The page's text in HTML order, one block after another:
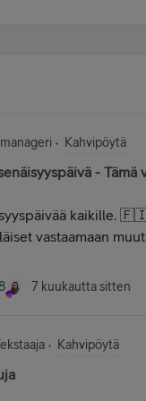
Kahvipöytä
-
kaikille.
vastaamaan
😊 Small talk vai
vai Linnan
vai
kanssa? Laskettelu
Katso videoilta, kun
8 7 kuukautta sitten
Kahvipöytä